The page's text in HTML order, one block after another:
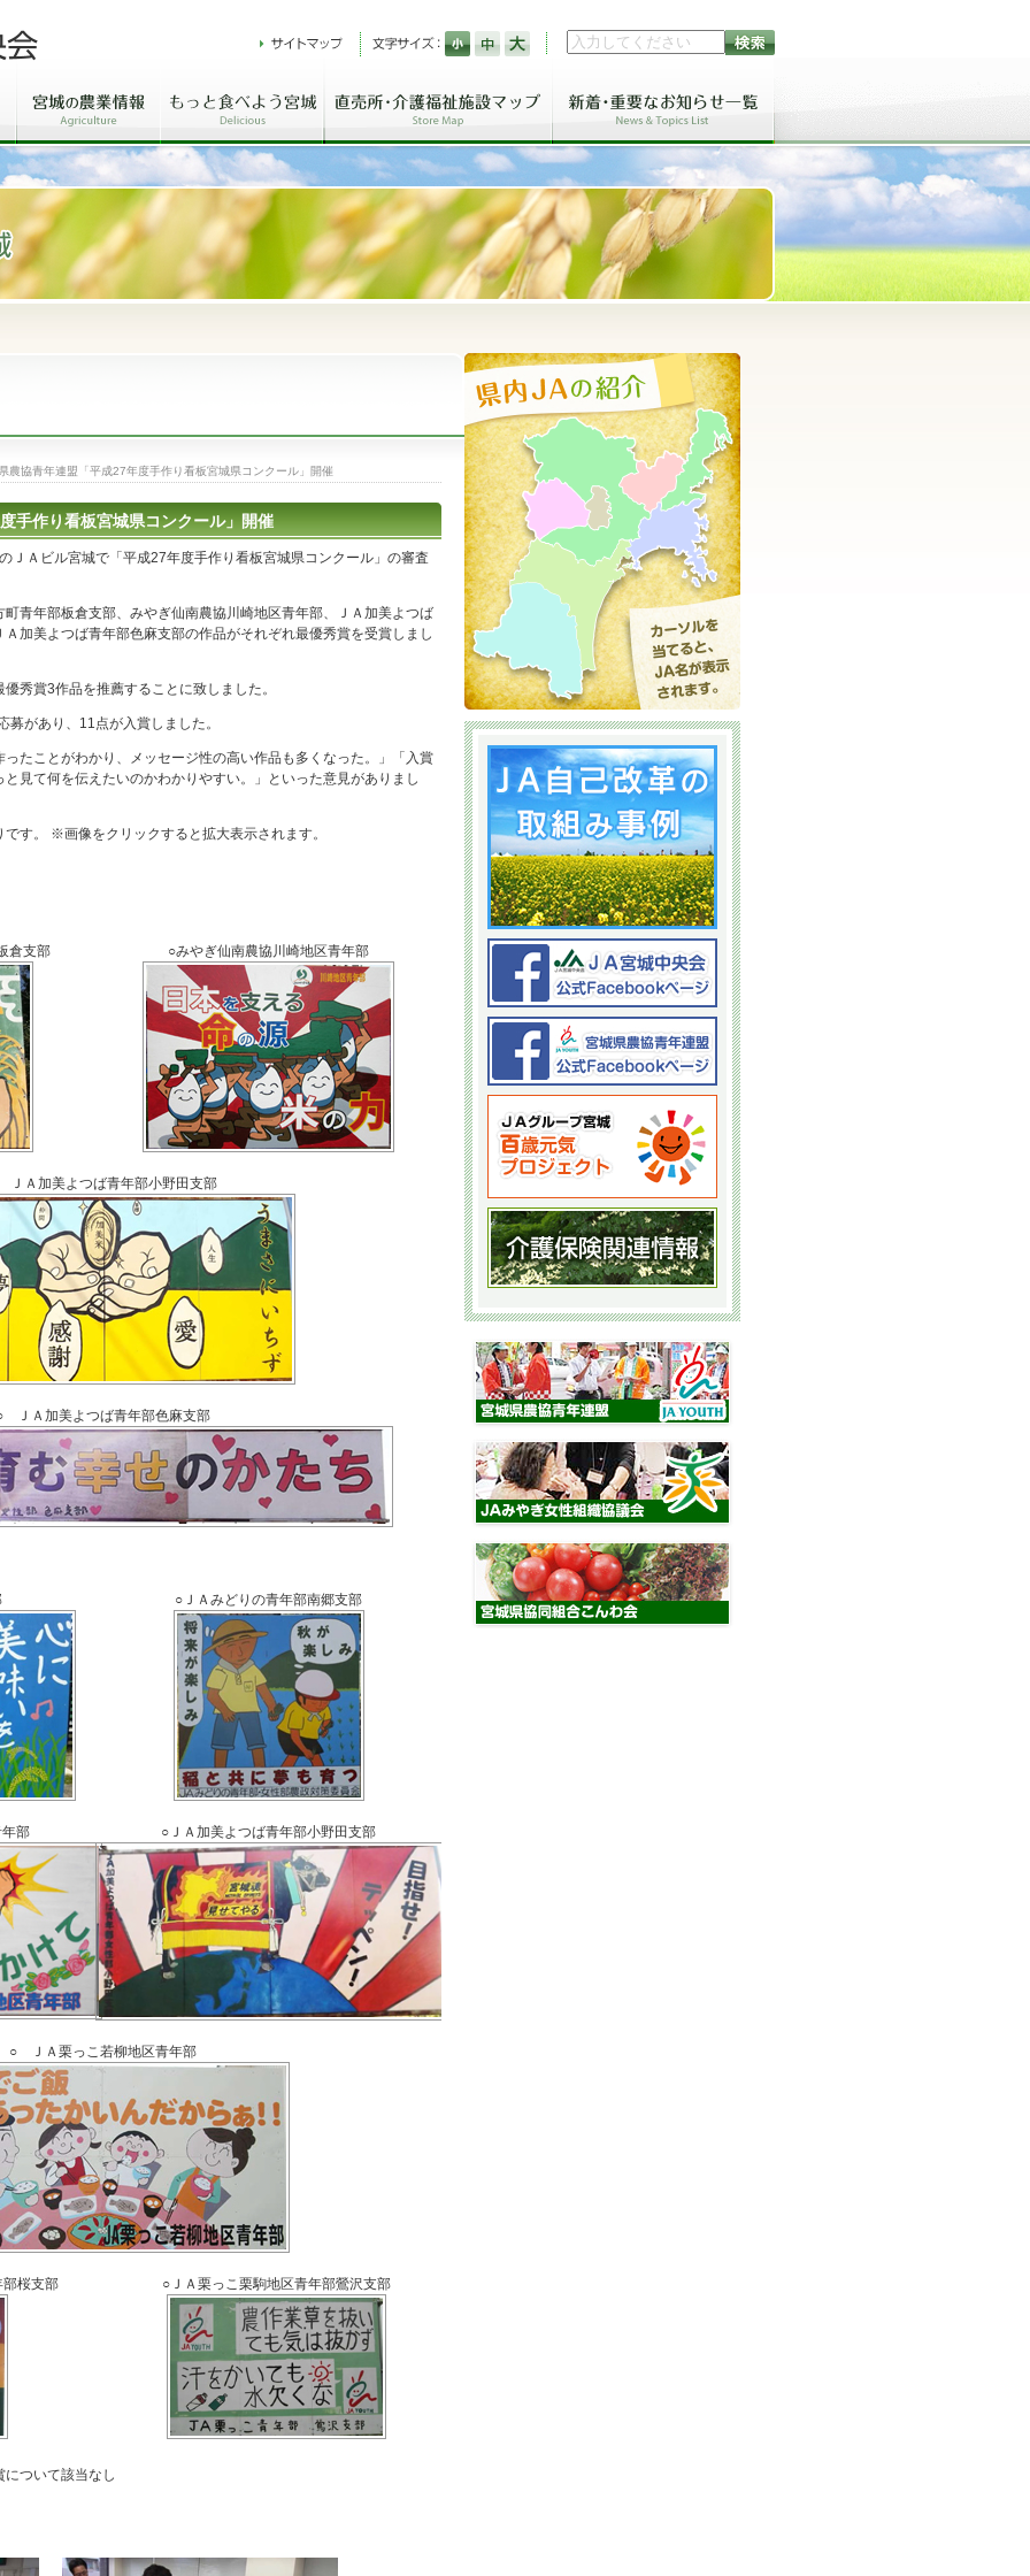
農協青年連盟「平成27年度手作り看板宮城県コンクール」開催
手作り看板宮城県コンクール」開催
Ａビル宮城で「平成27年度手作り看板宮城県コンクール」の審査
青年部板倉支部、みやぎ仙南農協川崎地区青年部、ＪＡ加美よつば
加美よつば青年部色麻支部の作品がそれぞれ最優秀賞を受賞しまし
秀賞3作品を推薦することに致しました。
があり、11点が入賞しました。
たことがわかり、メッセージ性の高い作品も多くなった。」「入賞
見て何を伝えたいのかわかりやすい。」といった意見がありまし
す。 ※画像をクリックすると拡大表示されます。
倉支部 ○みやぎ仙南農協川崎地区青年部
Ａ加美よつば青年部小野田支部
ＪＡ加美よつば青年部色麻支部
○ＪＡみどりの青年部南郷支部
部 ○ＪＡ加美よつば青年部小野田支部
○ ＪＡ栗っこ若柳地区青年部
桜支部 ○ＪＡ栗っこ栗駒地区青年部鶯沢支部
ついて該当なし